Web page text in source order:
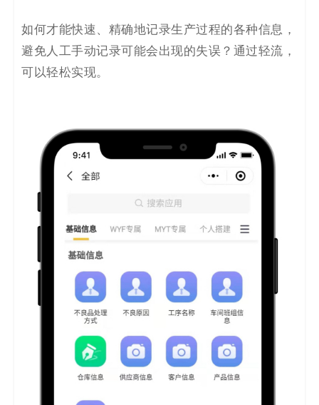
如何才能快速、精确地记录生产过程的各种信息，
避免人工手动记录可能会出现的失误？通过轻流，
可以轻松实现。